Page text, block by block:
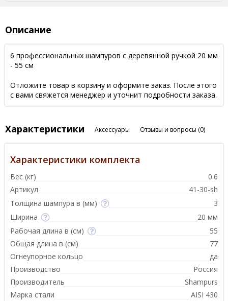
Описание
6 профессиональных шампуров с деревянной ручкой 20 мм
- 55 см
Отложите товар в корзину и оформите заказ. После этого
с вами свяжется менеджер и уточнит подробности заказа.
Характеристики Аксессуары Отзывы и вопросы (0)
Характеристики комплекта
Вес (кг)
0.6
Артикул
41-30-sh
Толщина шампура в (мм)
3
Ширина
20 мм
Рабочая длина в (см)
55
Общая длина в (см)
77
Огнеупорное кольцо
да
Производство
Россия
Производитель
Shampurs
Марка стали
AISI 430